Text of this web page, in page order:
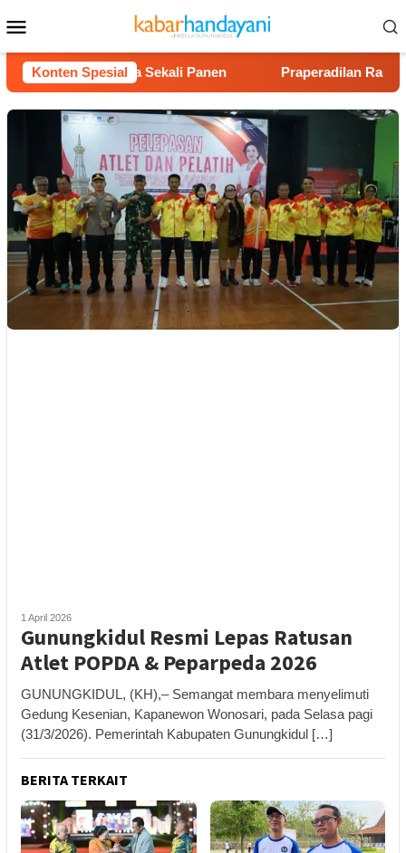
ke
kontenMobile
Konten Spesial
Rp40 Juta Sekali Panen Praperadilan Raudi
1 April 2026
Gunungkidul Resmi Lepas Ratusan
Atlet POPDA & Peparpeda 2026
GUNUNGKIDUL, (KH),– Semangat membara menyelimuti
Gedung Kesenian, Kapanewon Wonosari, pada Selasa pagi
(31/3/2026). Pemerintah Kabupaten Gunungkidul […]
BERITA TERKAIT